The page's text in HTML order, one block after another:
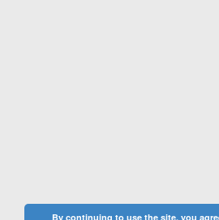
By continuing to use the site, you